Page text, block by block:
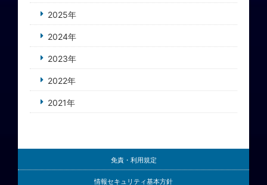
2025年
2024年
2023年
2022年
2021年
免責・利用規定
情報セキュリティ基本方針